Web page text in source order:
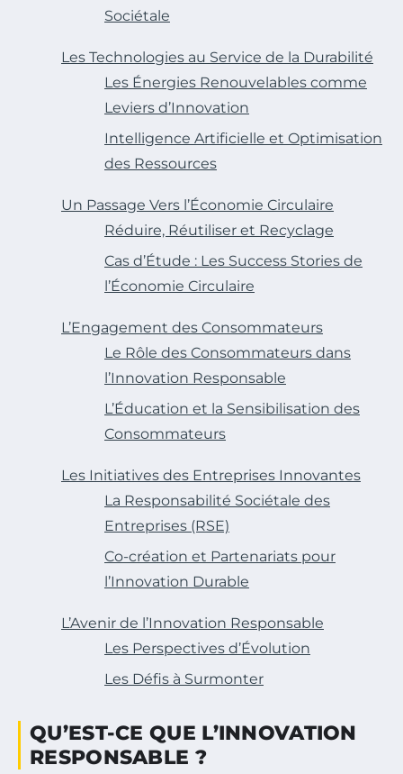
Sociétale
Les Technologies au Service de la Durabilité
Les Énergies Renouvelables comme
Leviers d’Innovation
Intelligence Artificielle et Optimisation
des Ressources
Un Passage Vers l’Économie Circulaire
Réduire, Réutiliser et Recyclage
Cas d’Étude : Les Success Stories de
l’Économie Circulaire
L’Engagement des Consommateurs
Le Rôle des Consommateurs dans
l’Innovation Responsable
L’Éducation et la Sensibilisation des
Consommateurs
Les Initiatives des Entreprises Innovantes
La Responsabilité Sociétale des
Entreprises (RSE)
Co-création et Partenariats pour
l’Innovation Durable
L’Avenir de l’Innovation Responsable
Les Perspectives d’Évolution
Les Défis à Surmonter
QU’EST-CE QUE L’INNOVATION
RESPONSABLE ?